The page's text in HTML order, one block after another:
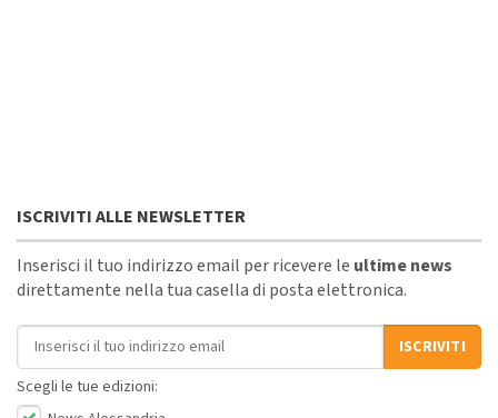
ISCRIVITI ALLE NEWSLETTER
Inserisci il tuo indirizzo email per ricevere le ultime news
direttamente nella tua casella di posta elettronica.
Indirizzo email
ISCRIVITI
Scegli le tue edizioni: